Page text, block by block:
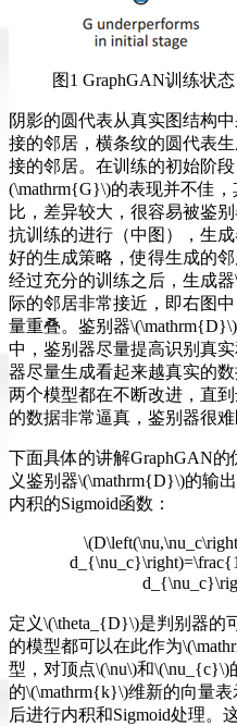
图1 GraphGAN训练状态
阴影的圆代表从真实图结构
接的邻居，横条纹的圆代表
接的邻居。在训练的初始阶
(\mathrm{G}\)的表现并不佳
比，差异较大，很容易被鉴
抗训练的进行（中图），生
好的生成策略，使得生成的
经过充分的训练之后，生成
际的邻居非常接近，即右图
量重叠。鉴别器
中，鉴别器尽量提高识别真
器尽量生成看起来越真实的
两个模型都在不断改进，直
的数据非常逼真，鉴别器很难
下面具体的讲解GraphGAN
义鉴别器\(\mathrm{D}\)的输
内积的Sigmoid函数：
定义\(\theta_{D}\)是判别器的
的模型都可以在此作为
型，对顶点\(\nu\)和
的\(\mathrm{k}\)维新的向量
后进行内积和Sigmoid处理。